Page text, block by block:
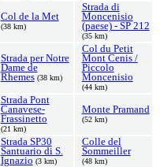
Col de la Met
(38 km)
Strada di
Moncenisio
(paese) - SP 212
(35 km)
Strada per Notre
Dame de
Rhemes (38 km)
Col du Petit
Mont Cenis /
Piccolo
Moncenisio
(44 km)
Strada Pont
Canavese-
Frassinetto
(21 km)
Monte Pramand
(52 km)
Strada SP30
Santuario di S.
Ignazio (3 km)
Colle del
Sommeiller
(48 km)